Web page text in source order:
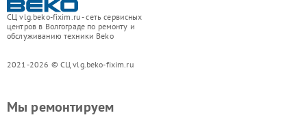
СЦ vlg.beko-fixim.ru - сеть сервисных
центров в Волгограде по ремонту и
обслуживанию техники Beko
2021-2026 © СЦ vlg.beko-fixim.ru
Мы ремонтируем